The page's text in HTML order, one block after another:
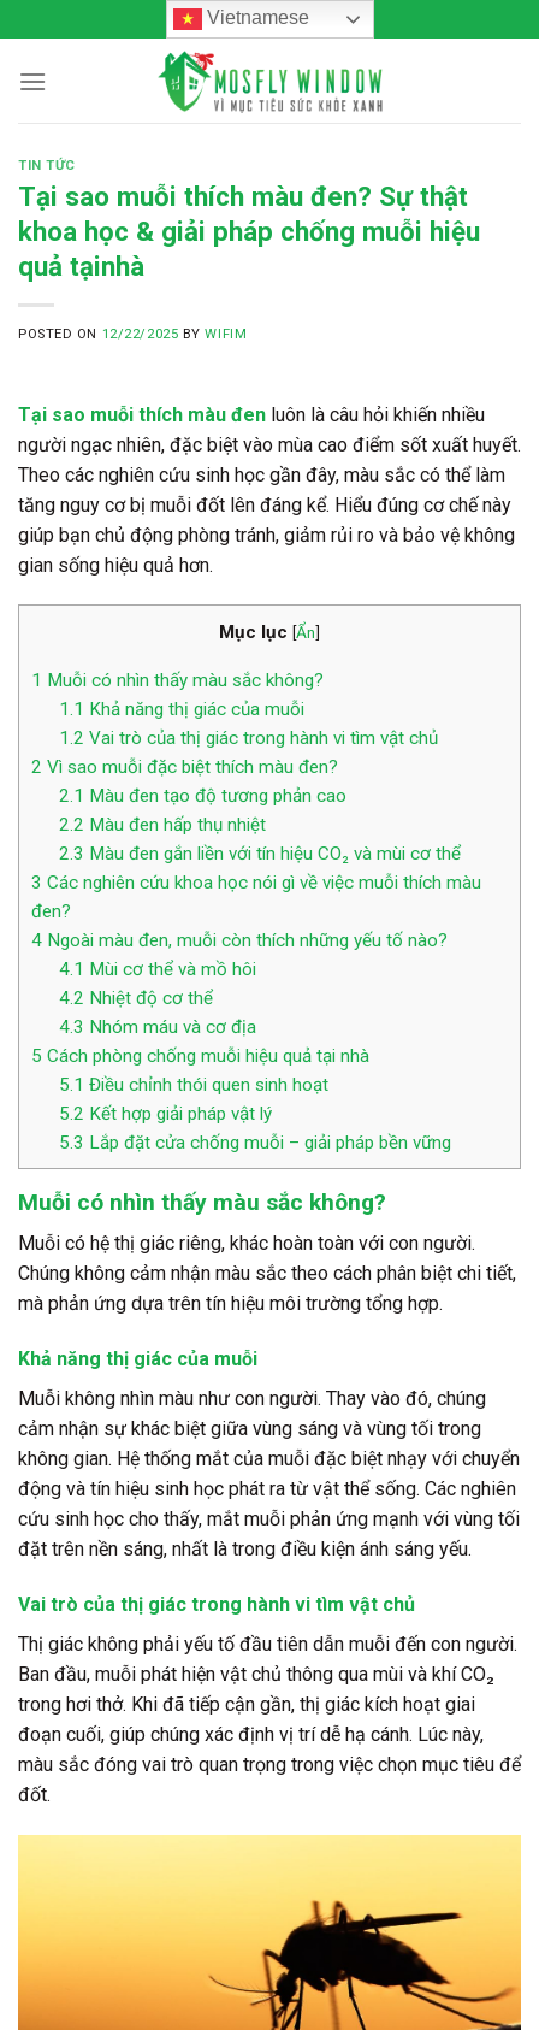
to
content
Vietnamese
TIN TỨC
Tại sao muỗi thích màu đen? Sự thật
khoa học & giải pháp chống muỗi hiệu
quả tạinhà
POSTED ON 12/22/2025 BYWIFIM
Tại sao muỗi thích màu đen luôn là câu hỏi khiến nhiều
người ngạc nhiên, đặc biệt vào mùa cao điểm sốt xuất huyết.
Theo các nghiên cứu sinh học gần đây, màu sắc có thể làm
tăng nguy cơ bị muỗi đốt lên đáng kể. Hiểu đúng cơ chế này
giúp bạn chủ động phòng tránh, giảm rủi ro và bảo vệ không
gian sống hiệu quả hơn.
Mục lục [Ẩn]
1 Muỗi có nhìn thấy màu sắc không?
1.1 Khả năng thị giác của muỗi
1.2 Vai trò của thị giác trong hành vi tìm vật chủ
2 Vì sao muỗi đặc biệt thích màu đen?
2.1 Màu đen tạo độ tương phản cao
2.2 Màu đen hấp thụ nhiệt
2.3 Màu đen gắn liền với tín hiệu CO₂ và mùi cơ thể
3 Các nghiên cứu khoa học nói gì về việc muỗi thích màu
đen?
4 Ngoài màu đen, muỗi còn thích những yếu tố nào?
4.1 Mùi cơ thể và mồ hôi
4.2 Nhiệt độ cơ thể
4.3 Nhóm máu và cơ địa
5 Cách phòng chống muỗi hiệu quả tại nhà
5.1 Điều chỉnh thói quen sinh hoạt
5.2 Kết hợp giải pháp vật lý
5.3 Lắp đặt cửa chống muỗi – giải pháp bền vững
Muỗi có nhìn thấy màu sắc không?
Muỗi có hệ thị giác riêng, khác hoàn toàn với con người.
Chúng không cảm nhận màu sắc theo cách phân biệt chi tiết,
mà phản ứng dựa trên tín hiệu môi trường tổng hợp.
Khả năng thị giác của muỗi
Muỗi không nhìn màu như con người. Thay vào đó, chúng
cảm nhận sự khác biệt giữa vùng sáng và vùng tối trong
không gian. Hệ thống mắt của muỗi đặc biệt nhạy với chuyển
động và tín hiệu sinh học phát ra từ vật thể sống. Các nghiên
cứu sinh học cho thấy, mắt muỗi phản ứng mạnh với vùng tối
đặt trên nền sáng, nhất là trong điều kiện ánh sáng yếu.
Vai trò của thị giác trong hành vi tìm vật chủ
Thị giác không phải yếu tố đầu tiên dẫn muỗi đến con người.
Ban đầu, muỗi phát hiện vật chủ thông qua mùi và khí CO₂
trong hơi thở. Khi đã tiếp cận gần, thị giác kích hoạt giai
đoạn cuối, giúp chúng xác định vị trí dễ hạ cánh. Lúc này,
màu sắc đóng vai trò quan trọng trong việc chọn mục tiêu để
đốt.